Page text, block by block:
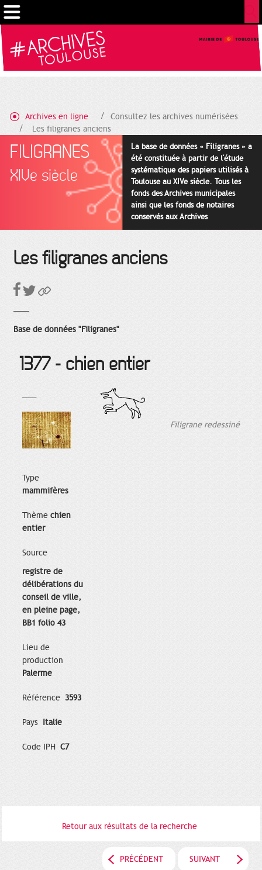
Archives en ligne
Consultez les archives numérisées
Les filigranes anciens
FILIGRANES
XIVe siècle
La base de données « Filigranes » a
été constituée à partir de l'étude
systématique des papiers utilisés à
Toulouse au XIVe siècle. Tous les
fonds des Archives municipales
ainsi que les fonds de notaires
conservés aux Archives
départementales pour cette
Les filigranes anciens
Base de données "Filigranes"
1377 - chien entier
Type
mammifères
Thème chien
entier
Source
registre de
délibérations du
conseil de ville,
en pleine page,
BB1 folio 43
Lieu de
production
Palerme
Référence 3593
Pays Italie
Code IPH C7
Filigrane redessiné
Retour aux résultats de la recherche
PRÉCÉDENT SUIVANT
Gestion de vos préférences sur les cookies